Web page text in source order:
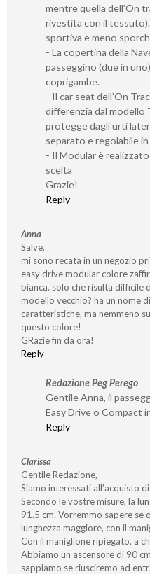
mentre quella dell’On
rivestita con il
sportiva e meno
- La copertina della
passeggino (due in
coprigambe.
- Il car seat dell’On
differenzia dal modello
protegge dagli urti
separato e regolabile
- Il Modular è
scelta
Grazie!
Reply
Anna
Salve,
mi sono recata in un negozio
easy drive modular colore
bianca. solo che risulta difficile
modello vecchio? ha un nome
caratteristiche, ma nemmeno
questo colore!
GRazie fin da ora!
Reply
Redazione Peg Perego
Gentile Anna, il
Easy Drive o Compact
Reply
Clarissa
Gentile Redazione,
Siamo interessati all’acquisto
Secondo le vostre misure, la
91.5 cm. Vorremmo sapere se
lunghezza maggiore, con il
Con il maniglione ripiegato, a
Abbiamo un ascensore di 90
sappiamo se riusciremo ad